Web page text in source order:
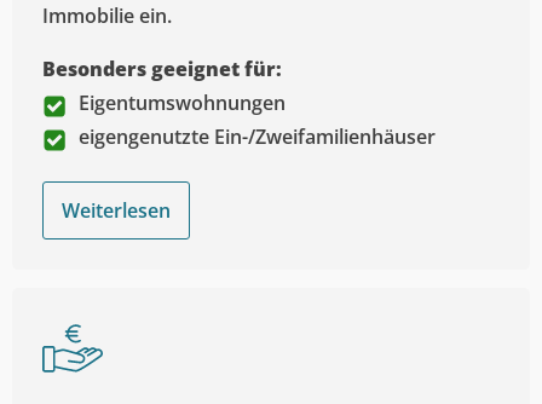
Immobilie ein.
Besonders geeignet für:
Eigentumswohnungen
eigengenutzte Ein-/Zweifamilienhäuser
Weiterlesen